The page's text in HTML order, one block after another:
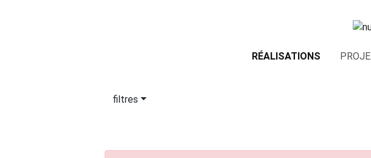
RÉALISATIONS
filtres